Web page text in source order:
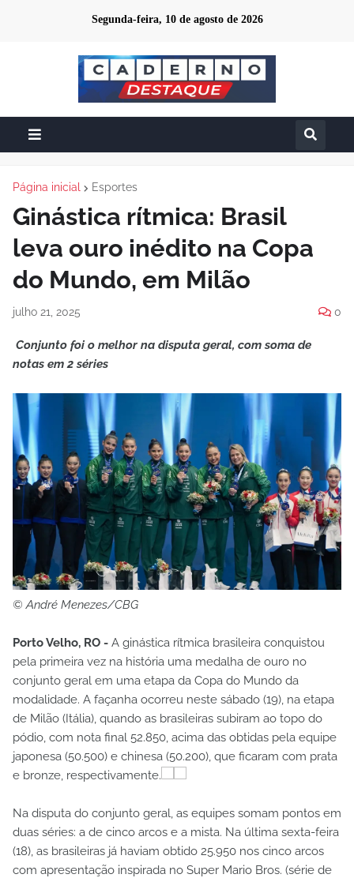
Segunda-feira, 10 de agosto de 2026
Página inicial Esportes
Ginástica rítmica: Brasil
leva ouro inédito na Copa
do Mundo, em Milão
julho 21, 2025 0
Conjunto foi o melhor na disputa geral, com soma de
notas em 2 séries
© André Menezes/CBG
Porto Velho, RO - A ginástica rítmica brasileira conquistou
pela primeira vez na história uma medalha de ouro no
conjunto geral em uma etapa da Copa do Mundo da
modalidade. A façanha ocorreu neste sábado (19), na etapa
de Milão (Itália), quando as brasileiras subiram ao topo do
pódio, com nota final 52.850, acima das obtidas pela equipe
japonesa (50.500) e chinesa (50.200), que ficaram com prata
e bronze, respectivamente.
Na disputa do conjunto geral, as equipes somam pontos em
duas séries: a de cinco arcos e a mista. Na última sexta-feira
(18), as brasileiras já haviam obtido 25.950 nos cinco arcos
com apresentação inspirada no Super Mario Bros. (série de